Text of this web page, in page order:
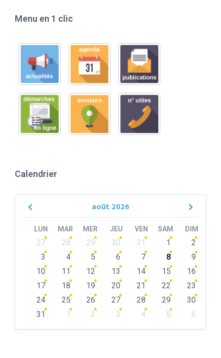
Menu en 1 clic
Calendrier
août 2026
Previous
LUN MAR MER JEU VEN SAM DIM
Skip
calendar
27 28 29 30 31 1
2
3
4 5 6 7 8
9
10
11 12 13 14 15
16
17
18 19 20 21 22
23
24
25 26 27 28 29
30
31
1 2 3 4 5
6